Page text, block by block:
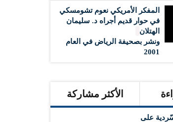
المفكر الأمريكي نعوم تشومسكي
في حوار قديم أجراه د. سليمان
الهتلان
ونشر بصحيفة الرياض في العام
2001
الأكثر مشاركة
على